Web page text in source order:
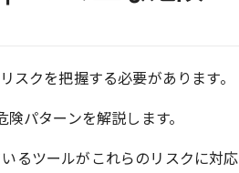
クを把握する必要があります。
パターンを解説します。
るツールがこれらのリスクに対応